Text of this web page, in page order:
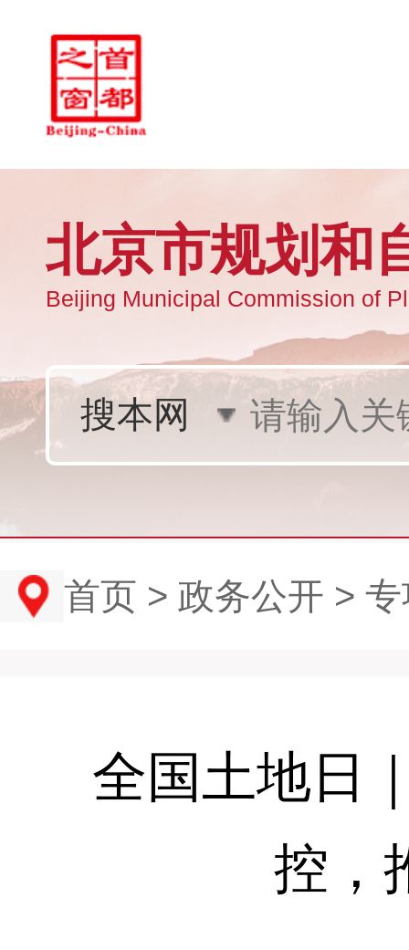
首页 > 政务公开 >
全国土地日
控，